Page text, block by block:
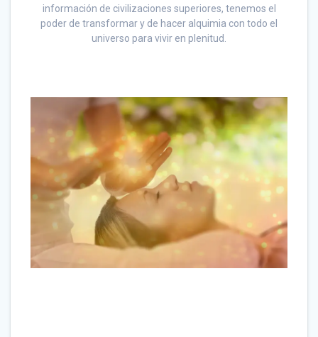
información de civilizaciones superiores, tenemos el
poder de transformar y de hacer alquimia con todo el
universo para vivir en plenitud.